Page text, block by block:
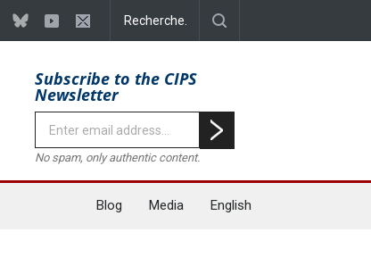
Subscribe to the CIPS
Newsletter
No spam, only authentic content.
Blog Media English